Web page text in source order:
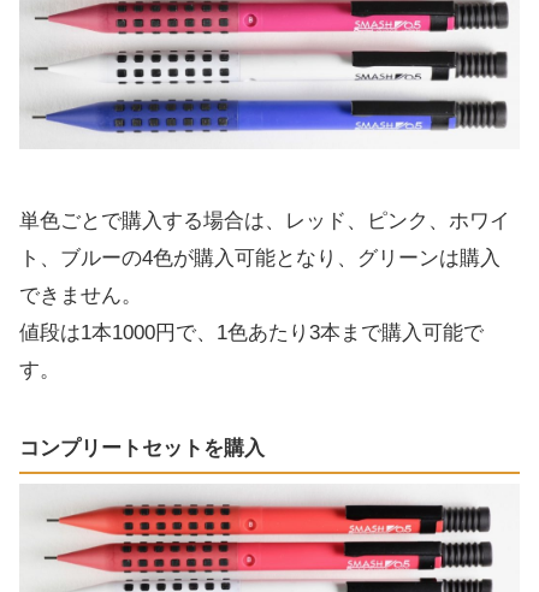
単色ごとで購入する場合は、レッド、ピンク、ホワイ
ト、ブルーの4色が購入可能となり、グリーンは購入
できません。
値段は1本1000円で、1色あたり3本まで購入可能で
す。
コンプリートセットを購入